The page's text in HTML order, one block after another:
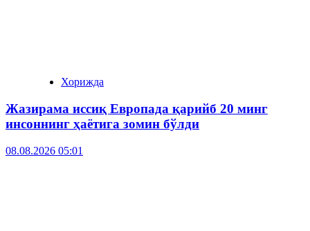
Хорижда
Жазирама иссиқ Европада қарийб 20 минг
инсоннинг ҳаётига зомин бўлди
08.08.2026 05:01